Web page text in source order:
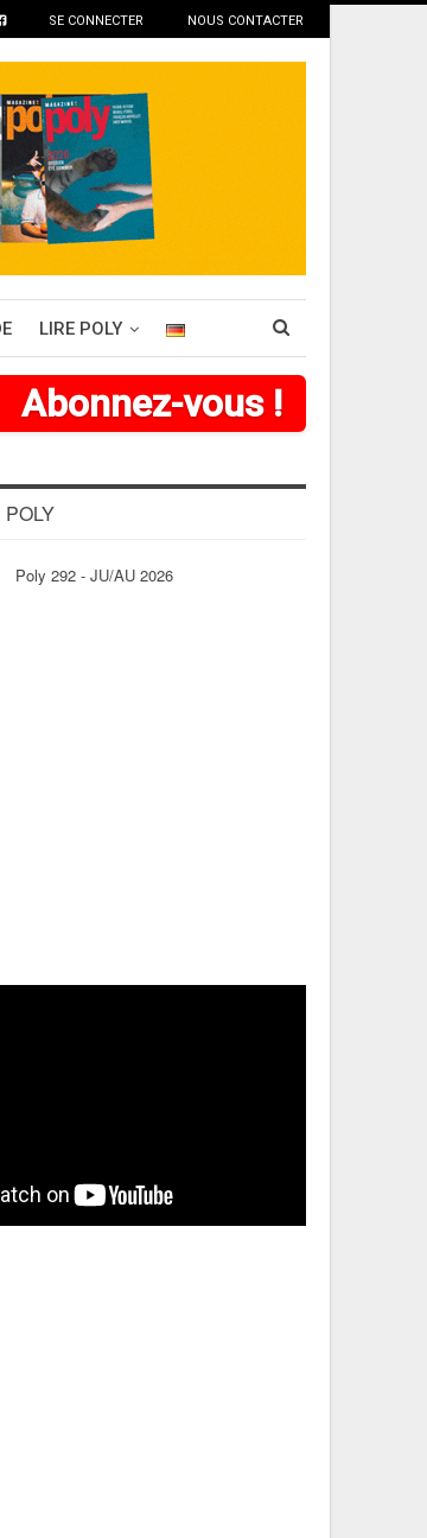
SE CONNECTER NOUS CONTACTER
LIRE POLY
Abonnez-vous !
Poly 292 - JU/AU 2026